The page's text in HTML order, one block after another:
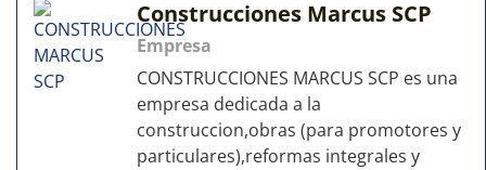
Construcciones Marcus SCP
Empresa
CONSTRUCCIONES MARCUS SCP es una
empresa dedicada a la
construccion,obras (para promotores y
particulares),reformas integrales y